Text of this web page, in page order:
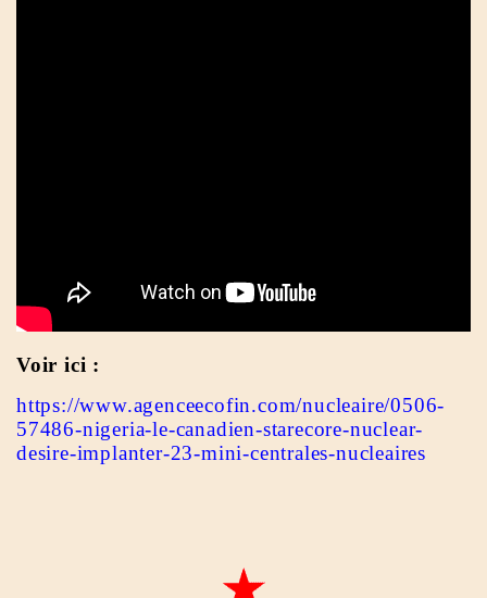
Voir ici :
https://www.agenceecofin.com/nucleaire/0506-
57486-nigeria-le-canadien-starecore-nuclear-
desire-implanter-23-mini-centrales-nucleaires